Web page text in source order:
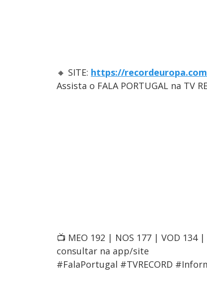
🔸 SITE: https://
Assista o FALA PORTUGAL na TV
📺 MEO 192 | NOS 177 | VOD 134
consultar na app/site
#FalaPortugal #TVRECORD